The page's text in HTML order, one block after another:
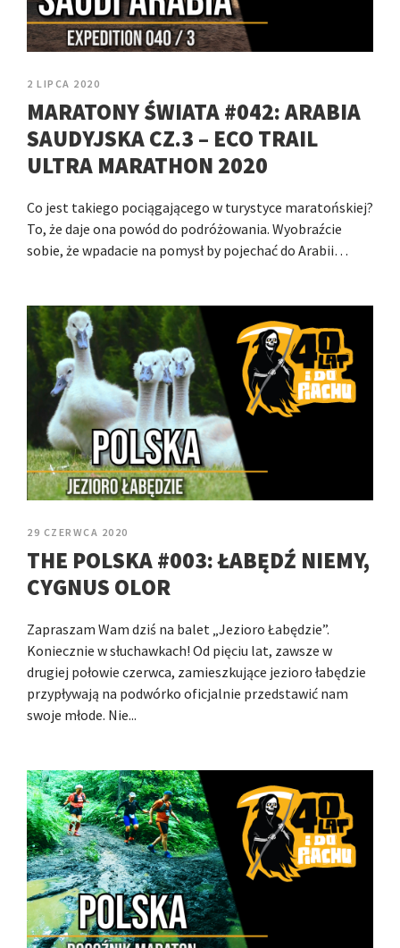
2 LIPCA 2020
MARATONY ŚWIATA #042: ARABIA
SAUDYJSKA CZ.3 – ECO TRAIL
ULTRA MARATHON 2020
Co jest takiego pociągającego w turystyce maratońskiej?
To, że daje ona powód do podróżowania. Wyobraźcie
sobie, że wpadacie na pomysł by pojechać do Arabii…
29 CZERWCA 2020
THE POLSKA #003: ŁABĘDŹ NIEMY,
CYGNUS OLOR
Zapraszam Wam dziś na balet „Jezioro Łabędzie”.
Koniecznie w słuchawkach! Od pięciu lat, zawsze w
drugiej połowie czerwca, zamieszkujące jezioro łabędzie
przypływają na podwórko oficjalnie przedstawić nam
swoje młode. Nie...